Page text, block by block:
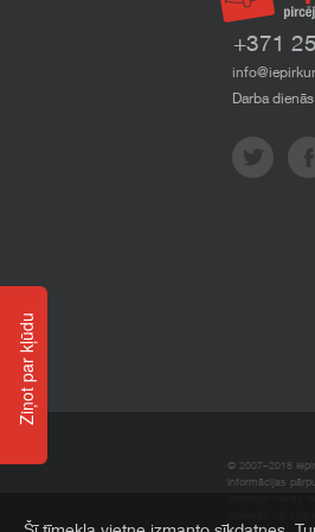
+371
Darba
© 2007–2018
Informācijas
Ziņot par kļūdu